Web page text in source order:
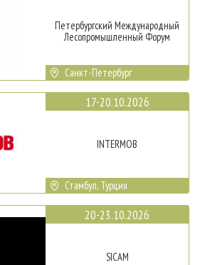
Петербургский Международный
Лесопромышленный Форум
Санкт-Петербург
17-20.10.2026
INTERMOB
Стамбул, Турция
20-23.10.2026
SICAM